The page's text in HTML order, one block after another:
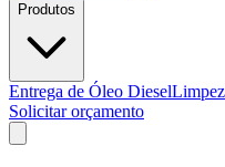
Produtos
Entrega de Óleo Diesel
Solicitar orçamento